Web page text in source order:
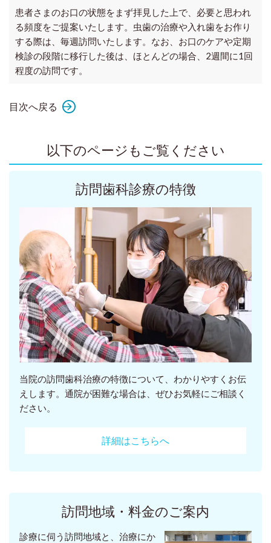
患者さまのお口の状態をまず拝見した上で、必要と思われ
る頻度をご提案いたします。虫歯の治療や入れ歯をお作り
する際は、毎週訪問いたします。なお、お口のケアや定期
検診の段階に移行した後は、ほとんどの場合、2週間に1回
程度の訪問です。
目次へ戻る
以下のページもご覧ください
訪問歯科診療の特徴
当院の訪問歯科治療の特徴について、わかりやすくお伝
えします。通院が困難な場合は、ぜひお気軽にご相談く
ださい。
詳細はこちらへ
訪問地域・料金のご案内
診療に伺う訪問地域と、治療にか